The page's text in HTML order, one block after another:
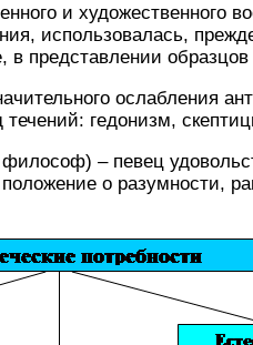
и художественного
использовалась,
в представлении
ослабления
течений: гедонизм,
философ) – певец
о разумности,